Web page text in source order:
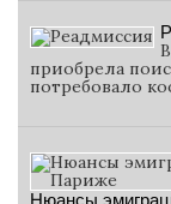
приобрела
потребовало